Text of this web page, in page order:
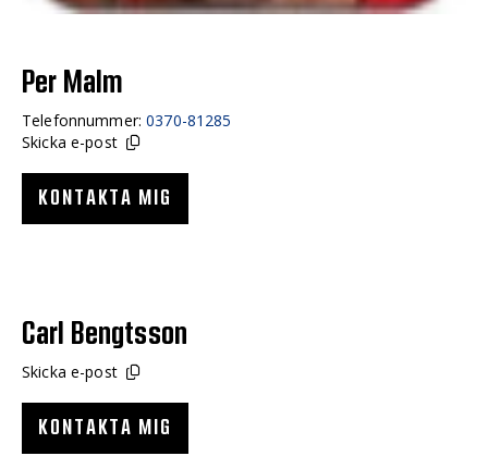
Per Malm
Telefonnummer:0370-81285
Skicka e-post
KONTAKTA MIG
Carl Bengtsson
Skicka e-post
KONTAKTA MIG